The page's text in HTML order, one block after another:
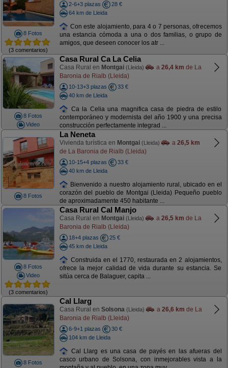
8 Fotos
(3 comentarios)
2-6+3 plazas
28 €
64 km de Lleida
Con este alojamiento, para 4 o 7 personas, ofrecemos
una estancia cómoda a una o dos familias, o grupo de
amigos, que deseen conocer los atr ...
8 Fotos
Video
Casa Rural Ca La Celia
Casa Rural en Montgai (Lleida) a 26,4 km de La
Baronia de Rialb (Lleida)
10-13+3 plazas
33 €
40 km de Lleida
Ca la Celia una magnifica casa de piedra de estilo
contemporáneo y modernista del año 1900 y una precisa
construcción perfectamente integrad ...
8 Fotos
La Neneta
Vivienda turística en Montgai (Lleida) a 26,5 km
de La Baronia de Rialb (Lleida)
10-15+4 plazas
33 €
40 km de Lleida
Bienvenido a nuestro alojamiento rural, ubicado en el
corazón del pueblo de Montgai (Lleida) Pequeño pueblo
de aproximadamente 450 habitante ...
8 Fotos
Video
(3 comentarios)
Casa Rural Cal Manjo
Casa Rural en Montgai (Lleida) a 26,5 km de La
Baronia de Rialb (Lleida)
18+4 plazas
25 €
45 km de Lleida
Construida en el 1770, restaurada en 2 alojamientos,
ofrece la mejor calidad de vida durante su estancia. Se
sitúa cerca de Balaguer, capita ...
8 Fotos
Cal Llarg
Casa Rural en Solsona (Lleida) a 26,6 km de La
Baronia de Rialb (Lleida)
6-9+1 plazas
30 €
104 km de Lleida
Cal Llarg es una casa de payés en las afueras del
casco urbano de Solsona, con inmejorables vista a la